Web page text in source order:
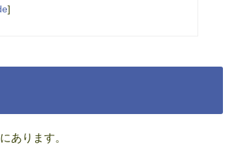
]
あります。